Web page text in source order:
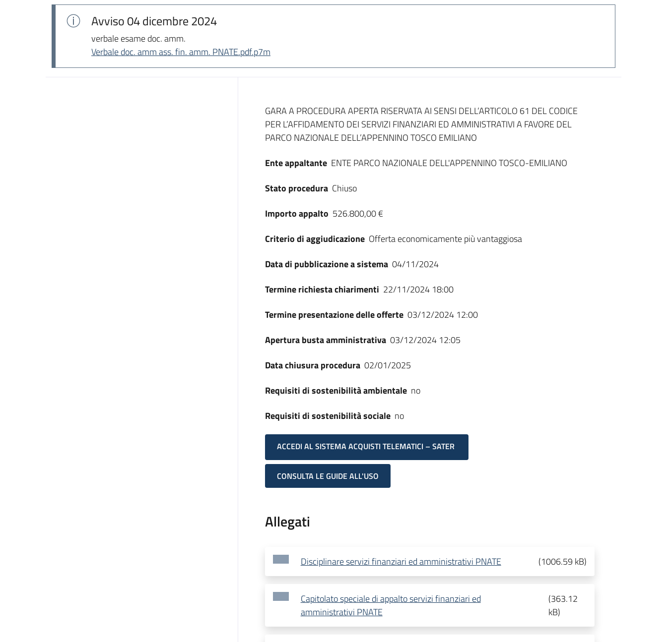
Avviso04 dicembre 2024
verbale esame doc. amm.
Verbale doc. amm ass. fin. amm. PNATE.pdf.p7m
Dati del bando
GARA A PROCEDURA APERTA RISERVATA AI SENSI DELL’ARTICOLO 61 DEL CODICE
PER L’AFFIDAMENTO DEI SERVIZI FINANZIARI ED AMMINISTRATIVI A FAVORE DEL
PARCO NAZIONALE DELL’APPENNINO TOSCO EMILIANO
Ente appaltante ENTE PARCO NAZIONALE DELL'APPENNINO TOSCO-EMILIANO
Stato procedura Chiuso
Importo appalto 526.800,00 €
Criterio di aggiudicazione Offerta economicamente più vantaggiosa
Data di pubblicazione a sistema 04/11/2024
Termine richiesta chiarimenti 22/11/2024 18:00
Termine presentazione delle offerte 03/12/2024 12:00
Apertura busta amministrativa 03/12/2024 12:05
Data chiusura procedura 02/01/2025
Requisiti di sostenibilità ambientale no
Requisiti di sostenibilità sociale no
ACCEDI AL SISTEMA ACQUISTI TELEMATICI – SATER
CONSULTA LE GUIDE ALL'USO
Allegati
Disciplinare servizi finanziari ed amministrativi PNATE (1006.59 kB)
Capitolato speciale di appalto servizi finanziari ed
amministrativi PNATE
(363.12
kB)